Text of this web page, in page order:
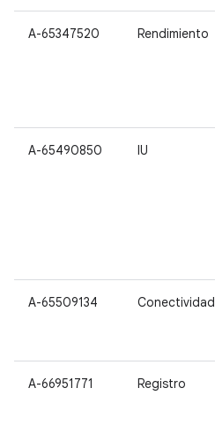
A-65347520 Rendimiento
A-65490850 IU
A-65509134 Conectividad
A-66951771 Registro